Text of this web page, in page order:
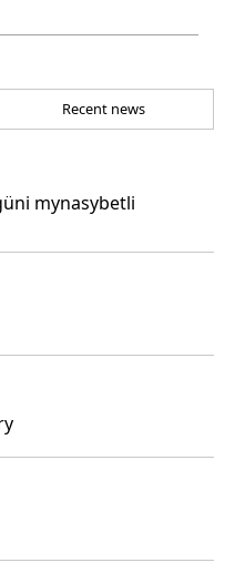
Recent news
mynasybetli